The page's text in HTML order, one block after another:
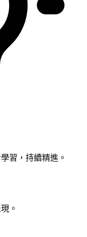
習，持續精進。
。